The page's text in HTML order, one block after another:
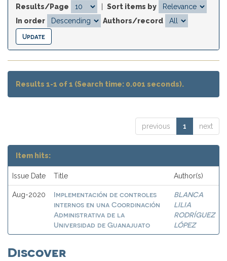
Results/Page
Sort items by
In order
Authors/record
Results 1-1 of 1 (Search time: 0.001 seconds).
previous 1 next
Item hits:
Issue Date Title Author(s)
Aug-2020
Implementación de controles
internos en una Coordinación
Administrativa de la
Universidad de Guanajuato
BLANCA
LILIA
RODRÍGUEZ
LÓPEZ
Discover